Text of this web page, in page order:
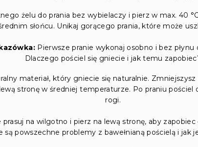
żelu do prania bez wybielaczy i pierz w max. 40
słońcu. Unikaj gorącego prania, które może
Pierwsze pranie wykonaj osobno i bez płynu
Dlaczego pościel się gniecie i jak temu
materiał, który gniecie się naturalnie.
stronę w średniej temperaturze. Po praniu pościel
rogi.
na wilgotno i pierz na lewą stronę, aby zapobiec
są powszechne problemy z bawełnianą pościelą i jak